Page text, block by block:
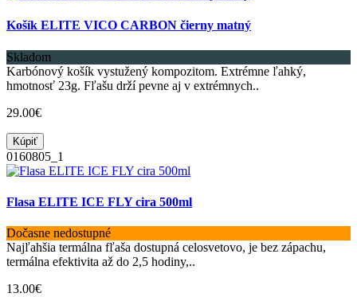
Košík ELITE VICO CARBON čierny matný
Skladom
Karbónový košík vystužený kompozitom. Extrémne ľahký,
hmotnosť 23g. Fľašu drží pevne aj v extrémnych..
29.00€
Kúpiť
0160805_1
Flasa ELITE ICE FLY cira 500ml
Dočasne nedostupné
Najľahšia termálna fľaša dostupná celosvetovo, je bez zápachu,
termálna efektivita až do 2,5 hodiny,..
13.00€